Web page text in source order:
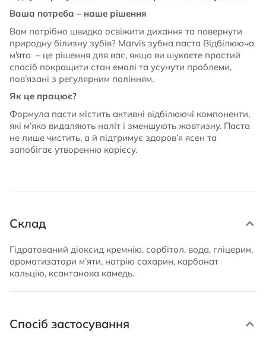
Ваша потреба – наше рішення
Вам потрібно швидко освіжити дихання та повернути
природну білизну зубів? Marvis зубна паста Відбілююча
м'ята – це рішення для вас, якщо ви шукаєте простий
спосіб покращити стан емалі та усунути проблеми,
пов’язані з регулярним палінням.
Як це працює?
Формула пасти містить активні відбілюючі компоненти,
які м’яко видаляють наліт і зменшують жовтизну. Паста
не лише чистить, а й підтримує здоров’я ясен та
запобігає утворенню карієсу.
Склад
Гідратований діоксид кремнію, сорбітол, вода, гліцерин,
ароматизатори м’яти, натрію сахарин, карбонат
кальцію, ксантанова камедь.
Спосіб застосування